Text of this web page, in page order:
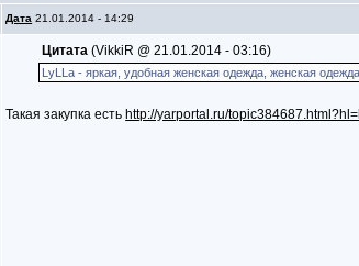
Дата 21.01.2014 - 14:29
Цитата(VikkiR @ 21.01.2014 - 03:16)
LyLLa - яркая, удобная женская одежда, женская
Такая закупка есть http://yarportal.ru/